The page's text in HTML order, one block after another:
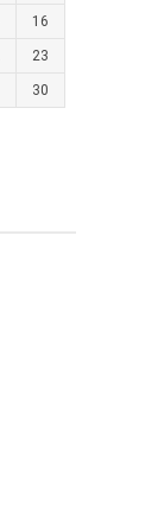
16
23
30